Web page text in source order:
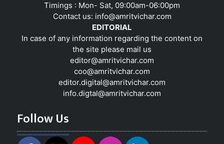
Timings : Mon- Sat, 09:00am-06:00pm
Contact us: info@amritvichar.com
EDITORIAL
In case of any information regarding the content on
the site please mail us
editor@amritvichar.com
coo@amritvichar.com
editor.digital@amritvichar.com
info.digtal@amritvichar.com
Follow Us